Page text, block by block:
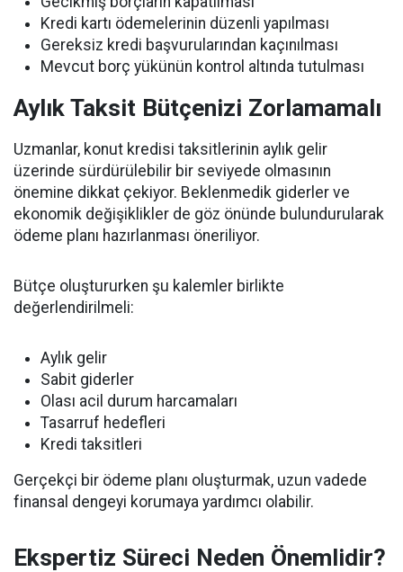
Kredi kartı ödemelerinin düzenli yapılması
Gereksiz kredi başvurularından kaçınılması
Mevcut borç yükünün kontrol altında tutulması
Aylık Taksit Bütçenizi Zorlamamalı
Uzmanlar, konut kredisi taksitlerinin aylık gelir
üzerinde sürdürülebilir bir seviyede olmasının
önemine dikkat çekiyor. Beklenmedik giderler ve
ekonomik değişiklikler de göz önünde bulundurularak
ödeme planı hazırlanması öneriliyor.
Bütçe oluştururken şu kalemler birlikte
değerlendirilmeli:
Aylık gelir
Sabit giderler
Olası acil durum harcamaları
Tasarruf hedefleri
Kredi taksitleri
Gerçekçi bir ödeme planı oluşturmak, uzun vadede
finansal dengeyi korumaya yardımcı olabilir.
Ekspertiz Süreci Neden Önemlidir?